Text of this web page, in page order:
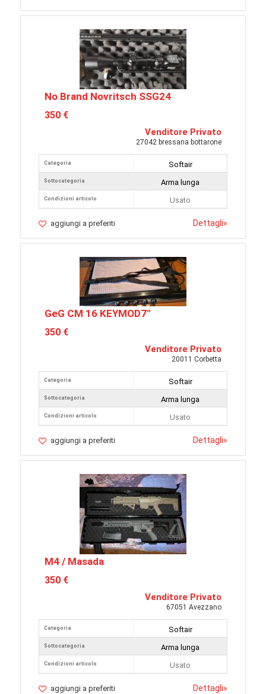
No Brand Novritsch SSG24
350 €
Venditore Privato
27042 bressana bottarone
Categoria
Sottocategoria
Condizioni articolo
Softair
Arma lunga
Usato
aggiungi a preferiti Dettagli»
GeG CM 16 KEYMOD7"
350 €
Venditore Privato
20011 Corbetta
Categoria
Sottocategoria
Condizioni articolo
Softair
Arma lunga
Usato
aggiungi a preferiti Dettagli»
M4 / Masada
350 €
Venditore Privato
67051 Avezzano
Categoria
Sottocategoria
Condizioni articolo
Softair
Arma lunga
Usato
aggiungi a preferiti Dettagli»